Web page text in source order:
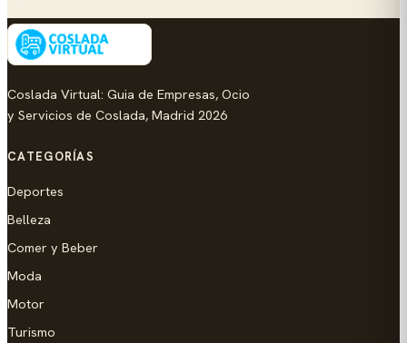
Coslada Virtual: Guia de Empresas, Ocio
y Servicios de Coslada, Madrid 2026
CATEGORÍAS
Deportes
Belleza
Comer y Beber
Moda
Motor
Turismo